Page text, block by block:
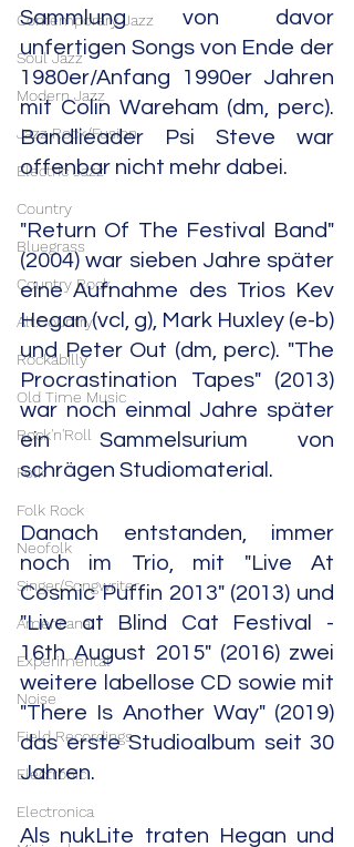
Contemporary Jazz
Soul Jazz
Modern Jazz
Jazz Rock/Fusion
Electric Jazz
Country
Bluegrass
Country Rock
Alt.Country
Rockabilly
Old Time Music
Rock'n'Roll
Folk
Folk Rock
Neofolk
Singer/Songwriter
Americana
Experimental
Noise
Field Recordings
Electronic
Electronica
Sammlung von davor
unfertigen Songs von Ende der
1980er/Anfang 1990er Jahren
mit Colin Wareham (dm, perc).
Bandlieader Psi Steve war
offenbar nicht mehr dabei.
"Return Of The Festival Band"
(2004) war sieben Jahre später
eine Aufnahme des Trios Kev
Hegan (vcl, g), Mark Huxley (e-b)
und Peter Out (dm, perc). "The
Procrastination Tapes" (2013)
war noch einmal Jahre später
ein Sammelsurium von
schrägen Studiomaterial.
Danach entstanden, immer
noch im Trio, mit "Live At
Cosmic Puffin 2013" (2013) und
"Live at Blind Cat Festival -
16th August 2015" (2016) zwei
weitere labellose CD sowie mit
"There Is Another Way" (2019)
das erste Studioalbum seit 30
Jahren.
Als nukLite traten Hegan und